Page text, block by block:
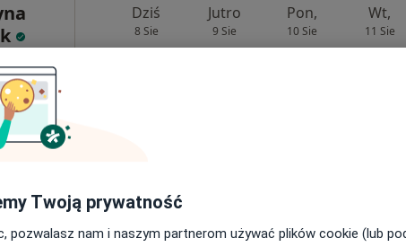
Dziś
8 Sie
Jutro
9 Sie
Pon,
10 Sie
Wt,
11 Sie
Twoją prywatność
pozwalasz nam i naszym partnerom używać plików cookie (lub